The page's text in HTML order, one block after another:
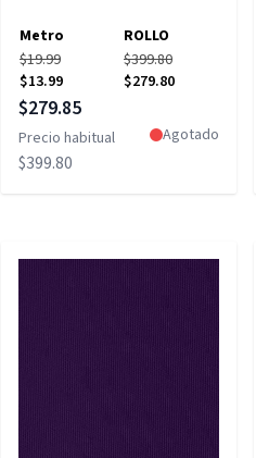
Metro
ROLLO
$19.99
$13.99
$399.80
$279.80
Precio especial
$279.85
Precio habitual
$399.80
Agotado